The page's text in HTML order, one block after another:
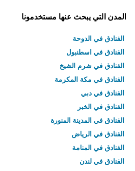
المدن التي يبحث عنها مستخدمونا
الفنادق في الدوحة
الفنادق في اسطنبول
الفنادق في شرم الشيخ
الفنادق في مكة المكرمة
الفنادق في دبي
الفنادق في الخبر
الفنادق في المدينة المنورة
الفنادق في الرياض
الفنادق في المنامة
الفنادق في لندن